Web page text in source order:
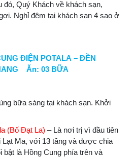
đó, Quý Khách về khách sạn,
Nghỉ đêm tại khách sạn 4 sao ở
ĐIỆN POTALA – ĐỀN
Ăn: 03 BỮA
bữa sáng tại khách sạn. Khởi
(Bố Đạt La) – Là nơi trị vì đầu tiên
Ma, với 13 tầng và được chia
bật là Hồng Cung phía trên và